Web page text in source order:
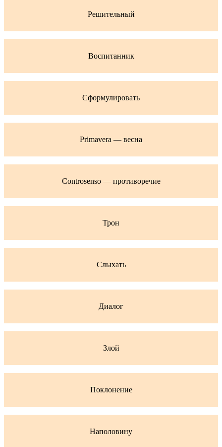
Решительный
Воспитанник
Сформулировать
Primavera — весна
Controsenso — противоречие
Трон
Слыхать
Диалог
Злой
Поклонение
Наполовину